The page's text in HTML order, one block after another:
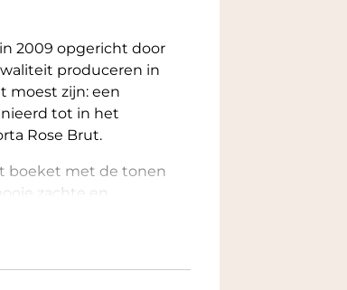
2009 opgericht door
produceren in
moest zijn: een
tot in het
Rose Brut.
boeket met de tonen
zachte en
en een meer dan
rauwe vis,